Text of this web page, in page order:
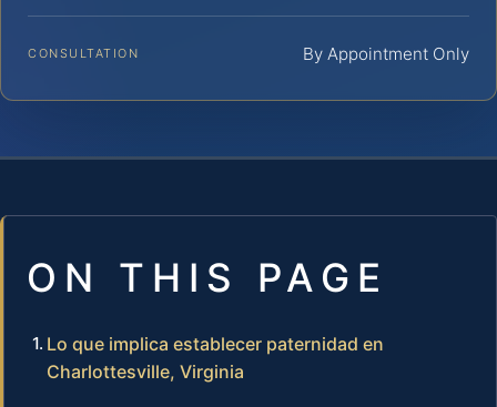
CONSULTATION By Appointment Only
ON THIS PAGE
Lo que implica establecer paternidad en
Charlottesville, Virginia